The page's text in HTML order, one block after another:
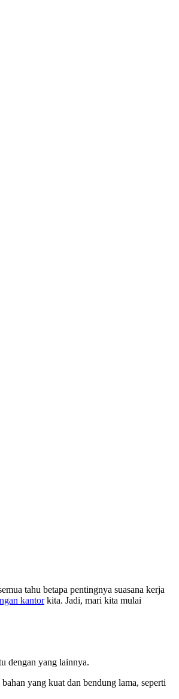
tahu betapa pentingnya suasana kerja
kantorkita. Jadi, mari kita mulai
dengan yang lainnya.
yang kuat dan bendung lama, seperti